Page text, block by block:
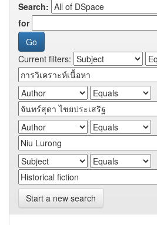
Search:
for
Current filters:
Start a new search